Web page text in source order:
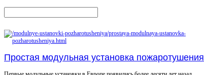
Простая модульная установка пожаротушения